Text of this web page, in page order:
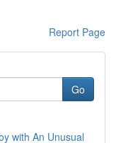
Report Page
Go
with An Unusual